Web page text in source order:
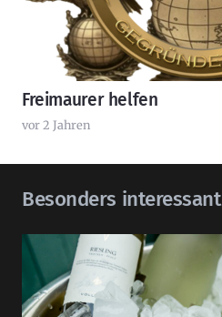
Freimaurer helfen
vor 2 Jahren
Besonders interessant